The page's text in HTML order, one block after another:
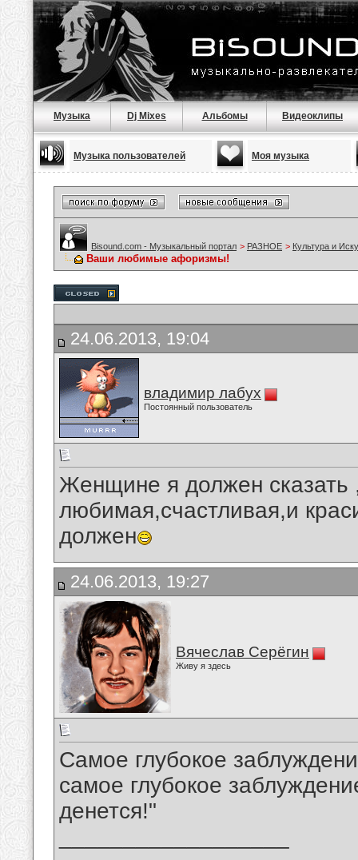
Музыка Dj Mixes Альбомы Видеоклипы
Музыка пользователей Моя музыка
Bisound.com - Музыкальный портал > РАЗНОЕ > Культура и
Ваши любимые афоризмы!
24.06.2013, 19:04
владимир лабух
Постоянный пользователь
Женщине я должен сказать
любимая,счастливая,и
должен
24.06.2013, 19:27
Вячеслав Серёгин
Живу я здесь
Самое глубокое
самое глубокое
денется!"